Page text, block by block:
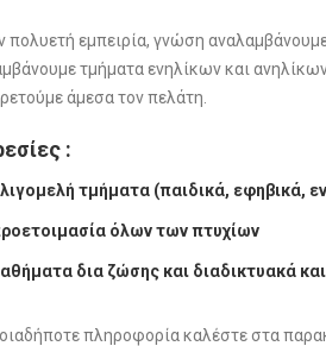
πολυετή εμπειρία, γνώση
τμήματα ενηλίκων και
άμεσα τον πελάτη.
:
τμήματα (παιδικά, εφηβικά,
όλων των πτυχίων
δια ζώσης και διαδικτυακά
πληροφορία καλέστε στα